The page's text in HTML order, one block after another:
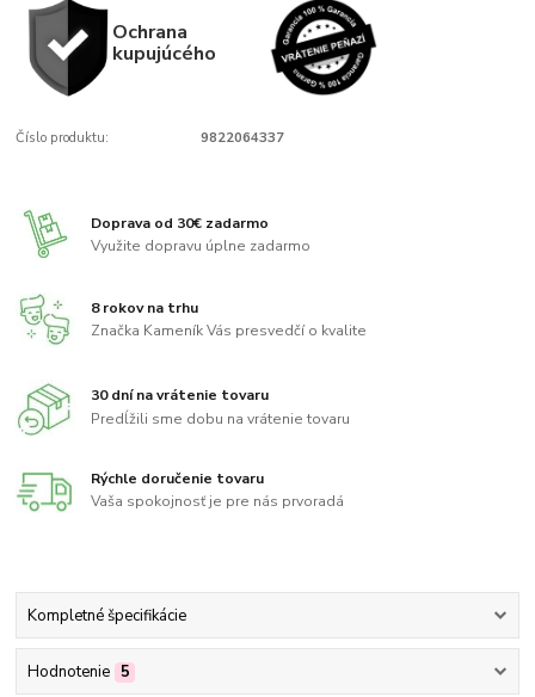
Ochrana
kupujúcého
Číslo produktu: 9822064337
Doprava od 30€ zadarmo
Využite dopravu úplne zadarmo
8 rokov na trhu
Značka Kameník Vás presvedčí o kvalite
30 dní na vrátenie tovaru
Predĺžili sme dobu na vrátenie tovaru
Rýchle doručenie tovaru
Vaša spokojnosť je pre nás prvoradá
Kompletné špecifikácie
Hodnotenie 5